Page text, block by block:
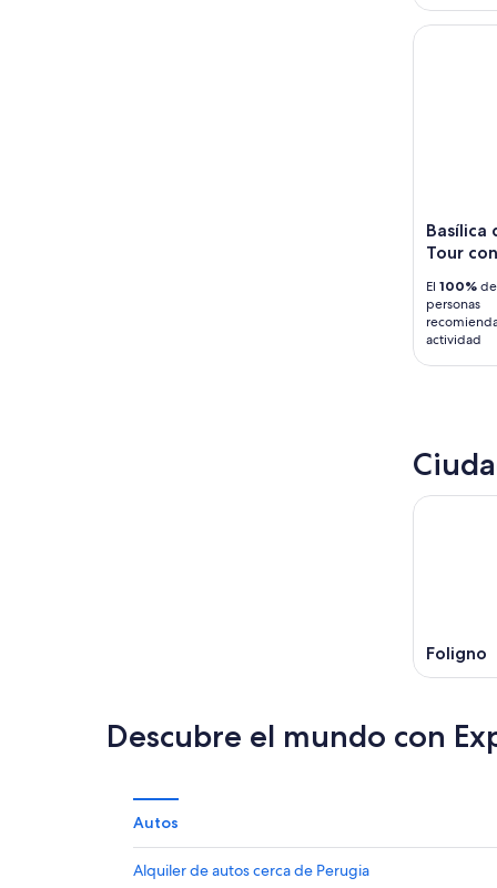
Basílica
Tour
El 100%
personas
actividad
Basílica
Foligno
Descubre el mundo con
Autos
Alquiler de autos cerca de Perugia